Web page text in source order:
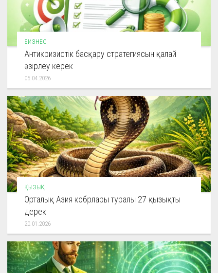
БИЗНЕС
Антикризистік басқару стратегиясын қалай
әзірлеу керек
05.04.2026
ҚЫЗЫҚ
Орталық Азия кобрлары туралы 27 қызықты
дерек
20.01.2026